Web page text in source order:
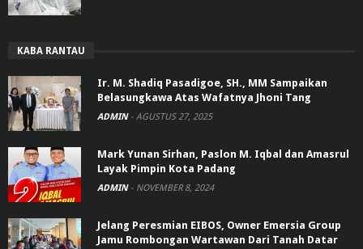
KABA RANTAU
Ir. M. Shadiq Pasadigoe, SH., MM Sampaikan
Belasungkawa Atas Wafatnya Jhoni Tang
ADMIN - AGUSTUS 27, 2025
Mark Yunan Sirhan, Paslon M. Iqbal dan Amasrul
Layak Pimpin Kota Padang
ADMIN - NOVEMBER 8, 2024
Jelang Peresmian EIBOS, Owner Emersia Group
Jamu Rombongan Wartawan Dari Tanah Datar